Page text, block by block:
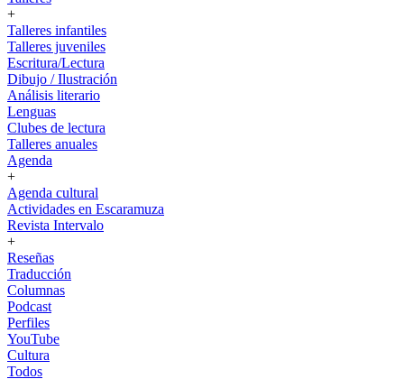
+
Talleres infantiles
Talleres juveniles
Escritura/Lectura
Dibujo / Ilustración
Análisis literario
Lenguas
Clubes de lectura
Talleres anuales
Agenda
+
Agenda cultural
Actividades en Escaramuza
Revista Intervalo
+
Reseñas
Traducción
Columnas
Podcast
Perfiles
YouTube
Cultura
Todos